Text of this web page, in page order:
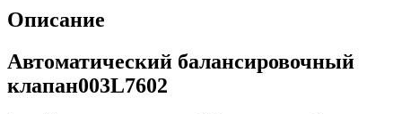
Описание
Автоматический балансировочный
клапан003L7602